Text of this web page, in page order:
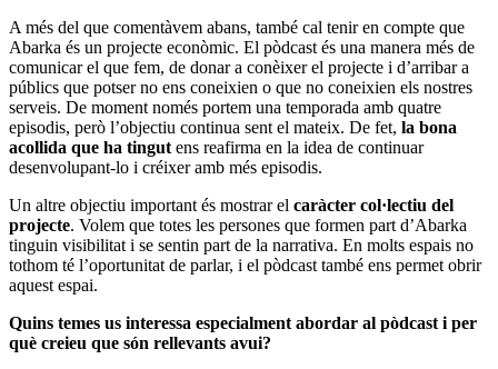
A més del que comentàvem abans, també cal tenir en compte que
Abarka és un projecte econòmic. El pòdcast és una manera més de
comunicar el que fem, de donar a conèixer el projecte i d’arribar a
públics que potser no ens coneixien o que no coneixien els nostres
serveis. De moment només portem una temporada amb quatre
episodis, però l’objectiu continua sent el mateix. De fet, la bona
acollida que ha tingut ens reafirma en la idea de continuar
desenvolupant-lo i créixer amb més episodis.
Un altre objectiu important és mostrar el caràcter col·lectiu del
projecte. Volem que totes les persones que formen part d’Abarka
tinguin visibilitat i se sentin part de la narrativa. En molts espais no
tothom té l’oportunitat de parlar, i el pòdcast també ens permet obrir
aquest espai.
Quins temes us interessa especialment abordar al pòdcast i per
què creieu que són rellevants avui?